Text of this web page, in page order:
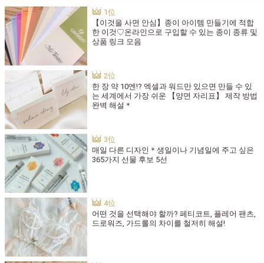
【이것을 사면 안심】종이 아이템 만들기에 적합
한 이것♡온라인으로 구입할 수 있는 종이 종류 및
상품 링크 모음
한 장 약 10엔!? 엑셀과 워드만 있으면 만들 수 있
는 세계에서 가장 쉬운 【양면 자리표】 제작 방법
완벽 해설＊
매일 다른 디자인＊생일이나 기념일에 주고 싶은
365가지 선물 후보 5선
어떤 것을 선택해야 할까? 페티코트, 플레어 팬츠,
드로워즈, 가드롤의 차이를 철저히 해설!